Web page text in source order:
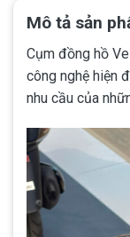
Mô tả sản
Cụm đồng hồ
công nghệ hiện
nhu cầu của